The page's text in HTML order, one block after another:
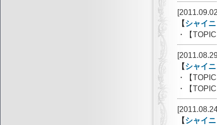
【シャイ
・【
【シャイ
・【
・【
【シャイ